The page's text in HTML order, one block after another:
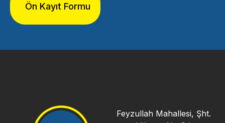
Ön Kayıt Formu
Feyzullah Mahallesi, Şht.